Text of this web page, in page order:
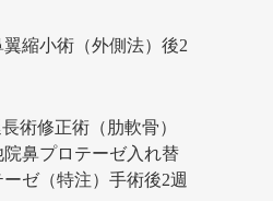
縮小術（外側法）後2
術修正術（肋軟骨）
院鼻プロテーゼ入れ替
ゼ（特注）手術後2週